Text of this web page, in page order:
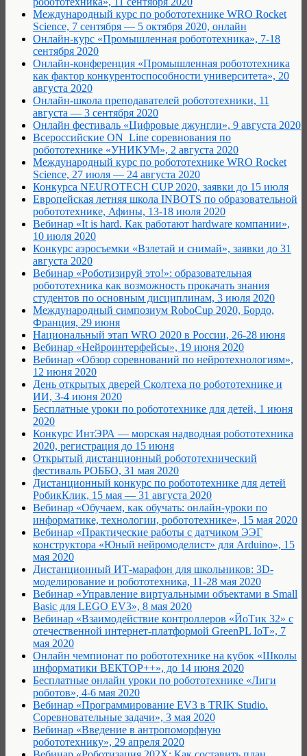
Международный курс по робототехнике WRO Rocket
Science, 7 сентября — 5 октября 2020, онлайн
Онлайн-курс «Промышленная робототехника», 7-18
сентября 2020
Онлайн-конференция «Промышленная робототехника
как фактор конкурентоспособности университета», 20
августа 2020
Онлайн-школа преподавателей робототехники, 11
августа — 3 сентября 2020
Онлайн фестиваль «Цифровые джунгли», 9 августа 2020
Всероссийские ON_Line соревнования по
робототехнике «УНИКУМ», 2 августа 2020
Международный курс по робототехнике WRO Rocket
Science, 27 июля — 24 августа 2020
Конкурса NEUROTECH CUP 2020, заявки до 15 июля
Европейская летняя школа INBOTS по образовательной
робототехнике, Афины, 13-18 июля 2020
Вебинар «It is hard. Как работают hardware компании»,
10 июля 2020
Конкурс аэросъемки «Взлетай и снимай», заявки до 31
августа 2020
Вебинар «Роботизируй это!»: образовательная
робототехника как возможность прокачать знания
студентов по основным дисциплинам, 3 июля 2020
Международный симпозиум RoboCup 2020, Бордо,
Франция, 29 июня
Национальный этап WRO 2020 в России, 26-28 июня
Вебинар «Нейроинтерфейсы», 19 июня 2020
Вебинар «Обзор соревнований по нейротехнологиям»,
12 июня 2020
День открытых дверей Сколтеха по робототехнике и
ИИ, 3-4 июня 2020
Бесплатные уроки по робототехнике для детей, 1 июня
2020
Конкурс ИнтЭРА — морская надводная робототехника
2020, регистрация до 15 июня
Открытый дистанционный робототехнический
фестиваль РОББО, 31 мая 2020
Дистанционный конкурс по робототехнике для детей
РобикКлик, 15 мая — 31 августа 2020
Вебинар «Обучаем, как обучать: онлайн-уроки по
информатике, технологии, робототехнике», 15 мая 2020
Вебинар «Практические работы с датчиком ЭЭГ
конструктора «Юный нейромоделист» для Arduino», 15
мая 2020
Дистанционный ИТ-марафон для школьников: 3D-
моделирование и робототехника, 11-28 мая 2020
Вебинар «Управление виртуальными объектами в Small
Basic для LEGO EV3», 8 мая 2020
Вебинар «Взаимодействие контроллеров «ЙоТик 32» с
отечественной интернет-платформой GreenPL IoT», 7
мая 2020
Онлайн чемпионат по робототехнике на кубок «Школы
информатики ВЕКТОР++», до 14 июня 2020
Бесплатные онлайн уроки по робототехнике «Лиги
роботов», 4-6 мая 2020
Вебинар «Программирование EV3 в TRIK Studio.
Соревновательные задачи», 3 мая 2020
Вебинар «Введение в антропоморфную
робототехнику», 29 апреля 2020